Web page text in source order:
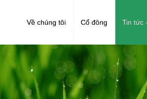
Về chúng tôi Cổ đông Tin tức